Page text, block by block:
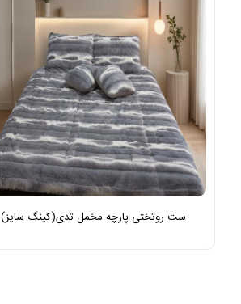
ست روتختی پارچه مخمل تدی(کینگ سایز)